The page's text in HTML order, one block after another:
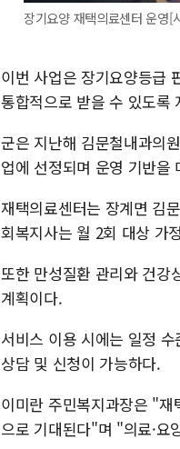
장기요양 재택의료센터 운
이번 사업은 장기요양등급
통합적으로 받을 수 있도록
군은 지난해 김문철내과의
업에 선정되며 운영 기반을
재택의료센터는 장계면 김
회복지사는 월 2회 대상 가
또한 만성질환 관리와 건강
계획이다.
서비스 이용 시에는 일정
상담 및 신청이 가능하다.
이미란 주민복지과장은 "
으로 기대된다"며 "의료·요